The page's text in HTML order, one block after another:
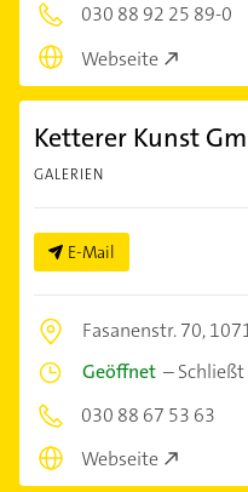
030 88 92 25 89-0
Webseite
Ketterer Kunst
GALERIEN
E-Mail
Fasanenstr. 70,
Geöffnet –
030 88 67 53 63
Webseite